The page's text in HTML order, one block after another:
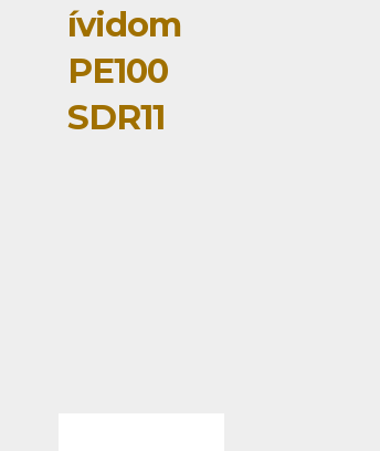
ívidom
PE100
SDR11